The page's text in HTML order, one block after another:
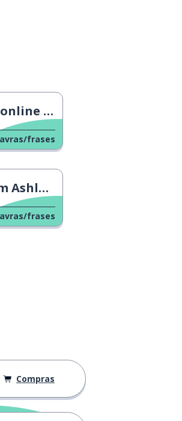
global
frases
Butler
frases
Compras